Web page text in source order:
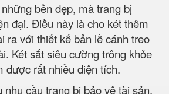
bền đẹp, mà trang bị
đại. Điều này là cho két thêm
ra với thiết kế bản lề cánh treo
Két sắt siêu cường trông khỏe
được rất nhiều diện tích.
nhu cầu trang bị bảo vệ tài sản.